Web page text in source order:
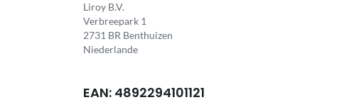
Liroy B.V.
Verbreepark 1
2731 BR Benthuizen
Niederlande
EAN: 4892294101121